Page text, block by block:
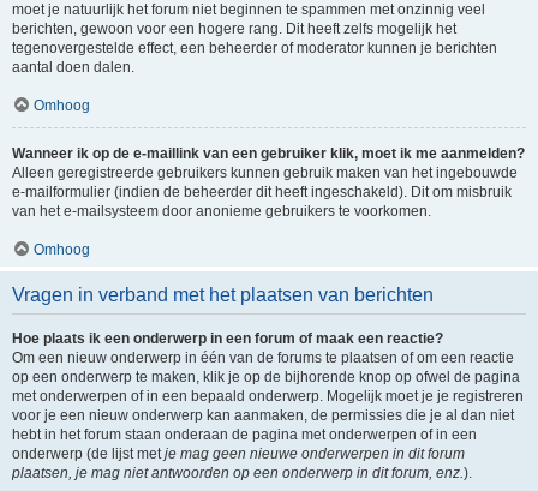
moet je natuurlijk het forum niet beginnen te spammen met onzinnig veel
berichten, gewoon voor een hogere rang. Dit heeft zelfs mogelijk het
tegenovergestelde effect, een beheerder of moderator kunnen je berichten
aantal doen dalen.
Omhoog
Wanneer ik op de e-maillink van een gebruiker klik, moet ik me aanmelden?
Alleen geregistreerde gebruikers kunnen gebruik maken van het ingebouwde
e-mailformulier (indien de beheerder dit heeft ingeschakeld). Dit om misbruik
van het e-mailsysteem door anonieme gebruikers te voorkomen.
Omhoog
Vragen in verband met het plaatsen van berichten
Hoe plaats ik een onderwerp in een forum of maak een reactie?
Om een nieuw onderwerp in één van de forums te plaatsen of om een reactie
op een onderwerp te maken, klik je op de bijhorende knop op ofwel de pagina
met onderwerpen of in een bepaald onderwerp. Mogelijk moet je je registreren
voor je een nieuw onderwerp kan aanmaken, de permissies die je al dan niet
hebt in het forum staan onderaan de pagina met onderwerpen of in een
onderwerp (de lijst metje mag geen nieuwe onderwerpen in dit forum
plaatsen, je mag niet antwoorden op een onderwerp in dit forum, enz.).